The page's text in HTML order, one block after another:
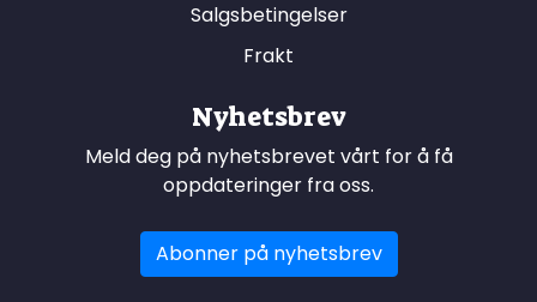
Salgsbetingelser
Frakt
Nyhetsbrev
Meld deg på nyhetsbrevet vårt for å få
oppdateringer fra oss.
Abonner på nyhetsbrev